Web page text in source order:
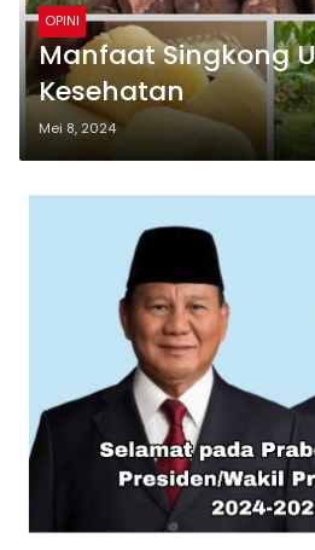
OPINI
Manfaat Singkong
Kesehatan
Mei 8, 2024